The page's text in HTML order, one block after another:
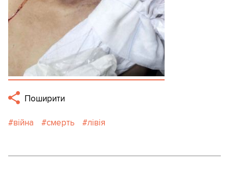
Поширити
війна смерть лівія